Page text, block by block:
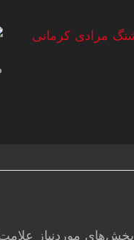
بخش‌های موردنیاز